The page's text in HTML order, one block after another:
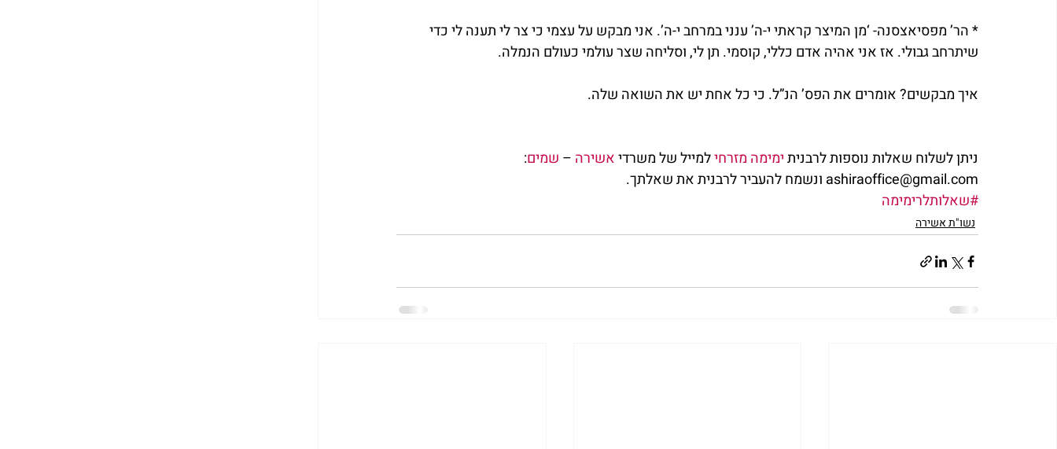
* הר’ מפסיאצסנה- ‘מן המיצר קראתי י-ה’ ענני במרחב י-ה’. אני מבקש על עצמי כי צר לי תענה לי כדי
שיתרחב גבולי. אז אני אהיה אדם כללי, קוסמי. תן לי, וסליחה שצר עולמי כעולם הנמלה.
איך מבקשים? אומרים את הפס’ הנ”ל. כי כל אחת יש את השואה שלה.
ניתן לשלוח שאלות נוספות לרבנית ימימה מזרחי למייל של משרדי אשירה – שמים:
ashiraoffice@gmail.com ונשמח להעביר לרבנית את שאלתך.
#שאלותלרימימה
נשו"ת אשירה